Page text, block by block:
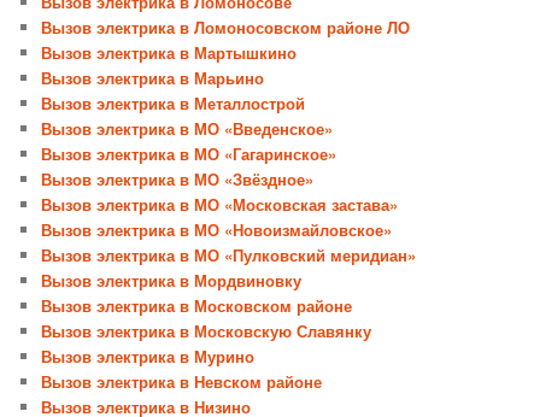
Вызов электрика в Ломоносовском районе ЛО
Вызов электрика в Мартышкино
Вызов электрика в Марьино
Вызов электрика в Металлострой
Вызов электрика в МО «Введенское»
Вызов электрика в МО «Гагаринское»
Вызов электрика в МО «Звёздное»
Вызов электрика в МО «Московская застава»
Вызов электрика в МО «Новоизмайловское»
Вызов электрика в МО «Пулковский меридиан»
Вызов электрика в Мордвиновку
Вызов электрика в Московском районе
Вызов электрика в Московскую Славянку
Вызов электрика в Мурино
Вызов электрика в Невском районе
Вызов электрика в Низино